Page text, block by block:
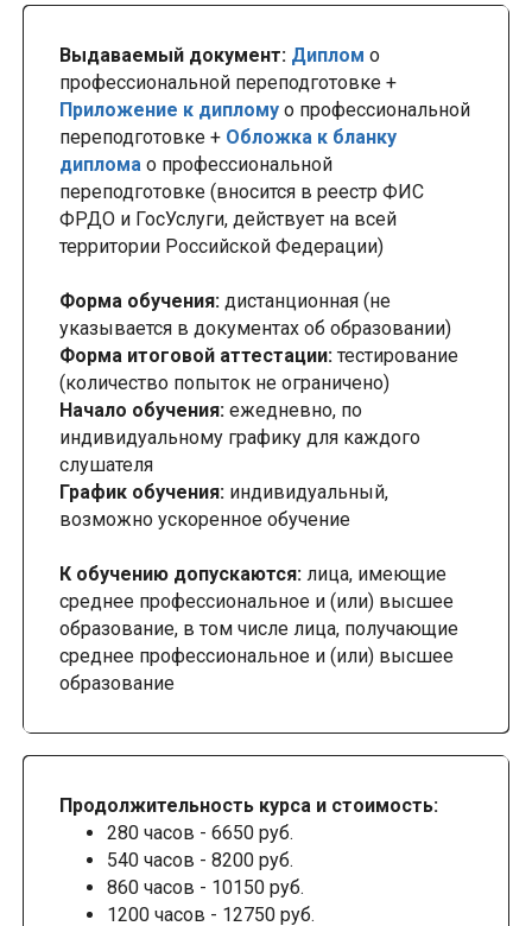
Выдаваемый документ: Диплом о
профессиональной переподготовке +
Приложение к диплому о профессиональной
переподготовке + Обложка к бланку
диплома о профессиональной
переподготовке (вносится в реестр ФИС
ФРДО и ГосУслуги, действует на всей
территории Российской Федерации)
Форма обучения: дистанционная (не
указывается в документах об образовании)
Форма итоговой аттестации: тестирование
(количество попыток не ограничено)
Начало обучения: ежедневно, по
индивидуальному графику для каждого
слушателя
График обучения: индивидуальный,
возможно ускоренное обучение
К обучению допускаются: лица, имеющие
среднее профессиональное и (или) высшее
образование, в том числе лица, получающие
среднее профессиональное и (или) высшее
образование
Продолжительность курса и стоимость:
280 часов - 6650 руб.
540 часов - 8200 руб.
860 часов - 10150 руб.
1200 часов - 12750 руб.